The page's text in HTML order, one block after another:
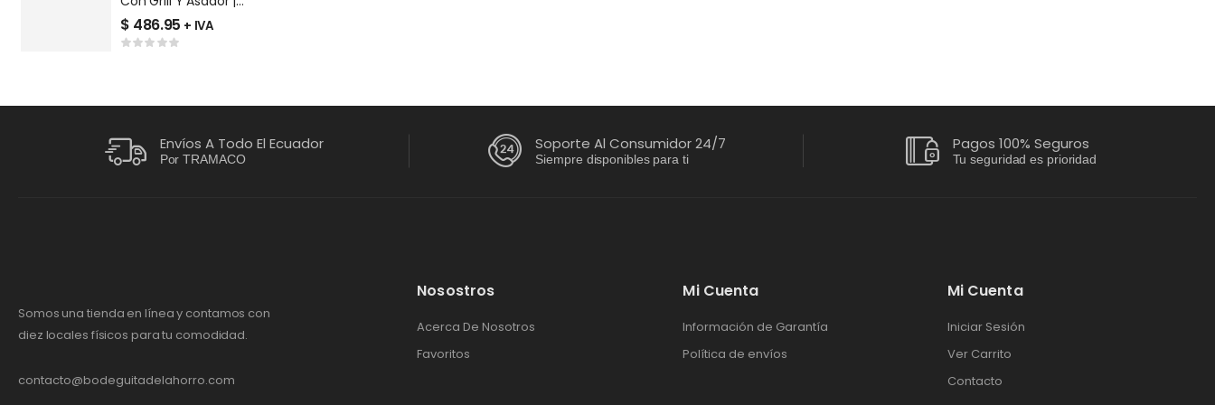
EM7640FX1
$ 486.95 + IVA
Envíos A Todo El Ecuador
Por TRAMACO
Soporte Al Consumidor 24/7
Siempre disponibles para ti
Pagos 100% Seguros
Tu seguridad es prioridad
Somos una tienda en línea y contamos con
diez locales físicos para tu comodidad.
contacto@bodeguitadelahorro.com
Nosostros
Acerca De Nosotros
Favoritos
Mi Cuenta
Información de Garantía
Política de envíos
Mi Cuenta
Iniciar Sesión
Ver Carrito
Contacto